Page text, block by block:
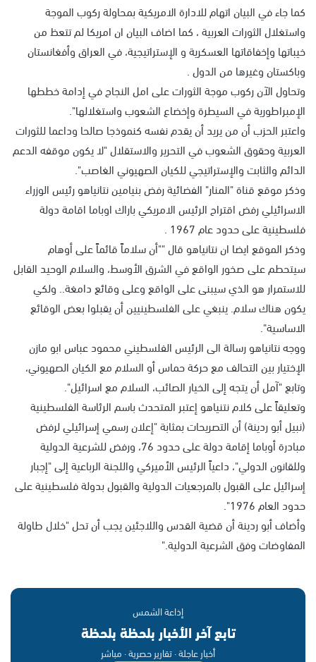
كما جاء في البيان اتهام للادارة الامريكية بمحاولة ركوب الموجة
واستغلال الثورات العربية ، كما اضاف البيان ان امريكا لم تتعظ من
خيباتها وإخفاقاتها العسكرية و الإستراتيجية، في العراق وأفغانستان
وباكستان وغيرها من الدول .
وتحاول الآن ركوب موجة الثورات على امل النجاح في إدامة خططها
الإمبراطورية في السيطرة وإخضاع الشعوب واستغلالها".
واعتبر الحزب أن من يريد أن يقدم نفسه كنموذجا صالحا وداعما للثورات
العربية وحقوق الشعوب في التحرير والاستقلال "لا يكون موقفه الدعم
الدائم والثابت والإستراتيجي للكيان الصهيوني الغاصب".
وذكر موقع قناة "المنار" الفضائية رفض بنيامين نتانياهو رئيس الوزراء
الاسرائيلي رفض اقتراح الرئيس الامريكي باراك اوباما اقامة دولة
فلسطينية على حدود عام 1967 .
وذكر الموقع ايضا ان نتانياهو قال ""أن سلاماً قائماً على أوهام
سيتحطم على صخور الواقع في الشرق الأوسط، والسلام الوحيد القابل
للاستمرار هو الذي سيبنى على الواقع وعلى وقائع دامغة.. ولكي
يكون هناك سلام. ينبغي على الفلسطينيين أن يقبلوا بعض الوقائع
الاساسية".
ووجه نتانياهو رسالة الى الرئيس الفلسطيني محمود عباس ابو مازن
الإختيار بين التحالف مع حركة حماس أو السلام مع الكيان الصهيوني،
وتابع "آمل أن يتجه إلى الخيار الصائب، السلام مع اسرائيل".
وتعليقاً على كلام نتنياهو إعتبر المتحدث باسم الرئاسة الفلسطينية
(نبيل أبو ردينة) أن التصريحات بمثابة "إعلان رسمي إسرائيلي لرفض
مبادرة أوباما إقامة دولة على حدود 76، ورفض للشرعية الدولية
وللقانون الدولي"، داعياً الرئيس الأميركي واللجنة الرباعية إلى "إجبار
إسرائيل على القبول بالمرجعيات الدولية والقبول بدولة فلسطينية على
حدود العام 1976".
وأضاف أبو ردينة أن قضية القدس واللاجئين يجب أن تحل "خلال طاولة
المفاوضات وفق الشرعية الدولية."
إذاعة الشمس
تابع آخر الأخبار بلحظة بلحظة
أخبار عاجلة · تقارير حصرية · مباشر